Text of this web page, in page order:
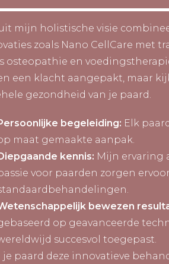
mijn holistische visie
zoals Nano CellCare met
osteopathie en
een klacht aangepakt, maar
gezondheid van je paard.
begeleiding: Elk
maat gemaakte aanpak.
kennis: Mijn ervaring
voor paarden zorgen
bewezen
op geavanceerde
succesvol toegepast.
je paard deze innovatieve